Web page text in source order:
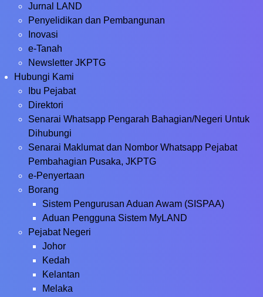
Jurnal LAND
Penyelidikan dan Pembangunan
Inovasi
e-Tanah
Newsletter JKPTG
Hubungi Kami
Ibu Pejabat
Direktori
Senarai Whatsapp Pengarah Bahagian/Negeri Untuk
Dihubungi
Senarai Maklumat dan Nombor Whatsapp Pejabat
Pembahagian Pusaka, JKPTG
e-Penyertaan
Borang
Sistem Pengurusan Aduan Awam (SISPAA)
Aduan Pengguna Sistem MyLAND
Pejabat Negeri
Johor
Kedah
Kelantan
Melaka